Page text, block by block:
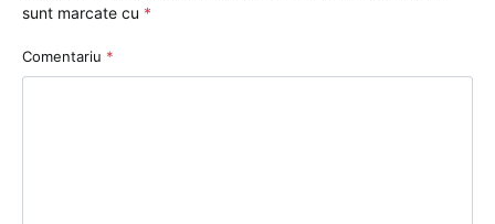
sunt marcate cu *
Comentariu *